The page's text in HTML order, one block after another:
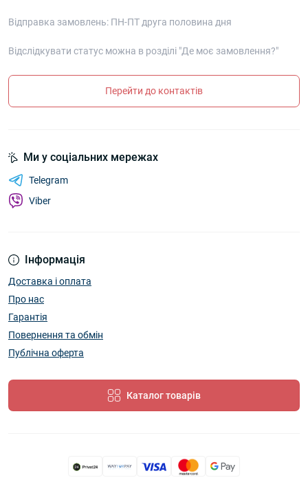
Відправка замовлень: ПН-ПТ друга половина дня
Відслідкувати статус можна в розділі "Де моє замовлення?"
Перейти до контактів
Інформація
Доставка і оплата
Про нас
Гарантія
Повернення та обмін
Публічна оферта
Каталог товарів
Ми у соціальних мережах
Telegram
Viber